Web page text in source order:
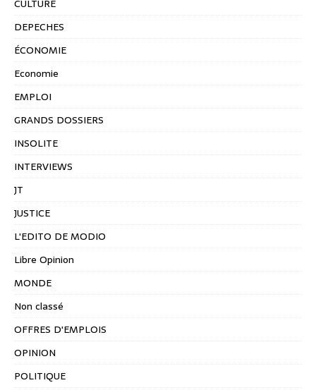
CULTURE
DEPECHES
ÉCONOMIE
Economie
EMPLOI
GRANDS DOSSIERS
INSOLITE
INTERVIEWS
JT
JUSTICE
L'EDITO DE MODIO
Libre Opinion
MONDE
Non classé
OFFRES D'EMPLOIS
OPINION
POLITIQUE